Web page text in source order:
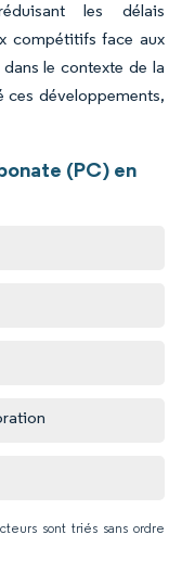
les délais
compétitifs face aux
le contexte de la
ces développements,
(PC) en
sont triés sans ordre